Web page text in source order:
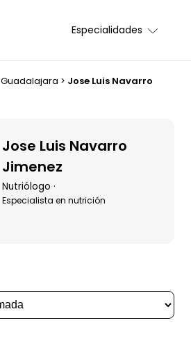
Especialidades
Guadalajara > Jose Luis Navarro
Jose Luis Navarro
Jimenez
Nutriólogo ·
Especialista en nutrición